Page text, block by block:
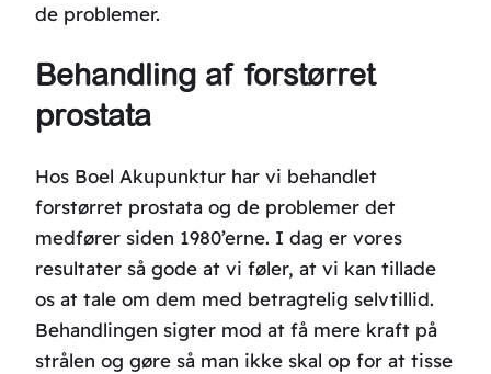
de problemer.
Behandling af forstørret
prostata
Hos Boel Akupunktur har vi behandlet
forstørret prostata og de problemer det
medfører siden 1980’erne. I dag er vores
resultater så gode at vi føler, at vi kan tillade
os at tale om dem med betragtelig selvtillid.
Behandlingen sigter mod at få mere kraft på
strålen og gøre så man ikke skal op for at tisse